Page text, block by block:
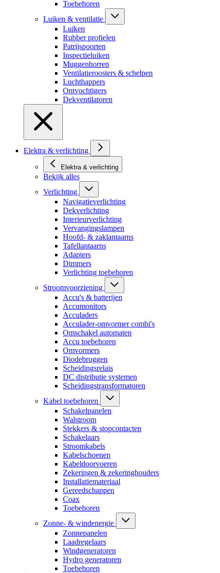
Toebehoren
Luiken & ventilatie
Luiken
Rubber profielen
Patrijspoorten
Inspectieluiken
Muggenhorren
Ventilatieroosters & schelpen
Luchthappers
Ontvochtigers
Dekventilatoren
Elektra & verlichting
Elektra & verlichting
Bekijk alles
Verlichting
Navigatieverlichting
Dekverlichting
Interieurverlichting
Vervangingslampen
Hoofd- & zaklantaarns
Tafellantaarns
Adapters
Dimmers
Verlichting toebehoren
Stroomvoorziening
Accu's & batterijen
Accumonitors
Acculaders
Acculader-omvormer combi's
Omschakel automaten
Accu toebehoren
Omvormers
Diodebruggen
Scheidingsrelais
DC distributie systemen
Scheidingstransformatoren
Kabel toebehoren
Schakelpanelen
Walstroom
Stekkers & stopcontacten
Schakelaars
Stroomkabels
Kabelschoenen
Kabeldoorvoeren
Zekeringen & zekeringhouders
Installatiemateriaal
Gereedschappen
Coax
Toebehoren
Zonne- & windenergie
Zonnepanelen
Laadregelaars
Windgeneratoren
Hydro generatoren
Toebehoren